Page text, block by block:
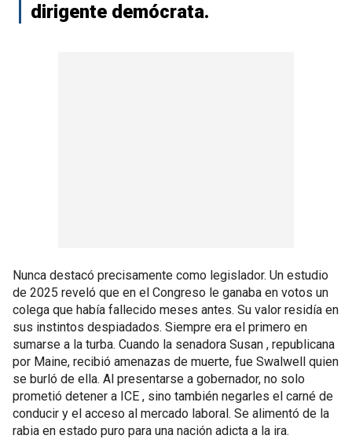
dirigente demócrata.
Nunca destacó precisamente como legislador. Un estudio
de 2025 reveló que en el Congreso le ganaba en votos un
colega que había fallecido meses antes. Su valor residía en
sus instintos despiadados. Siempre era el primero en
sumarse a la turba. Cuando la senadora Susan , republicana
por Maine, recibió amenazas de muerte, fue Swalwell quien
se burló de ella. Al presentarse a gobernador, no solo
prometió detener a ICE , sino también negarles el carné de
conducir y el acceso al mercado laboral. Se alimentó de la
rabia en estado puro para una nación adicta a la ira.